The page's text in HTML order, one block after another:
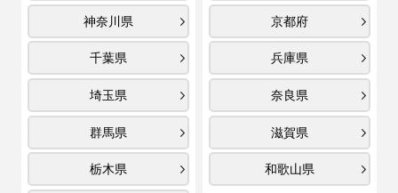
神奈川県
千葉県
埼玉県
群馬県
栃木県
京都府
兵庫県
奈良県
滋賀県
和歌山県